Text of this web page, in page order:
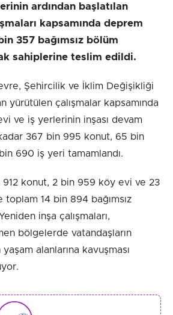
ardından başlatılan
kapsamında deprem
357 bağımsız bölüm
sahiplerine teslim edildi.
Şehircilik ve İklim Değişikliği
yürütülen çalışmalar kapsamında
ve iş yerlerinin inşası devam
367 bin 995 konut, 65 bin
690 iş yeri tamamlandı.
912 konut, 2 bin 959 köy evi ve 23
14 bin 894 bağımsız
inşa çalışmaları,
bölgelerde vatandaşların
alanlarına kavuşması